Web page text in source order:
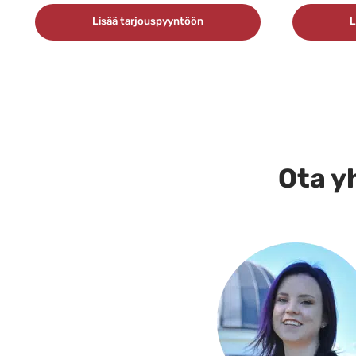
Lisää tarjouspyyntöön
Ota